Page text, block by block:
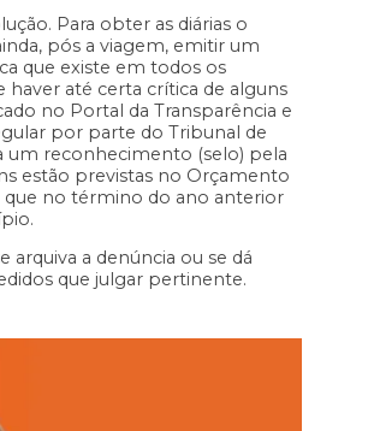
Para obter as diárias o
pós a viagem, emitir um
que existe em todos os
haver até certa crítica de alguns
no Portal da Transparência e
por parte do Tribunal de
um reconhecimento (selo) pela
estão previstas no Orçamento
que no término do ano anterior
a denúncia ou se dá
que julgar pertinente.